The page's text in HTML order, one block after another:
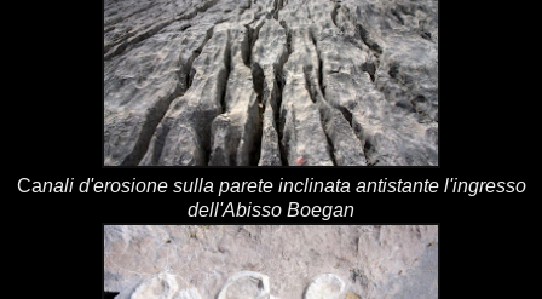
Canali d'erosione sulla parete inclinata antistante l'ingresso
dell'Abisso Boegan